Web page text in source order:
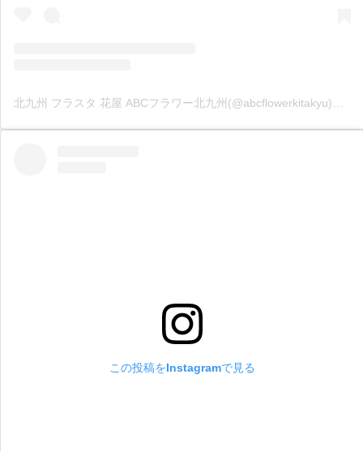
北九州 フラスタ 花屋 ABCフラワー北九州(@abcflowerkitakyu)がシェアした投稿
この投稿をInstagramで見る